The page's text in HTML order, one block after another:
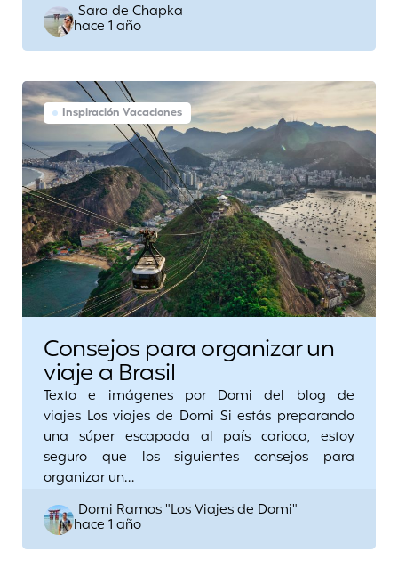
Posted
by
Sara de Chapka
hace 1 año
Inspiración Vacaciones
Consejos para organizar un
viaje a Brasil
Texto e imágenes por Domi del blog de
viajes Los viajes de Domi Si estás preparando
una súper escapada al país carioca, estoy
seguro que los siguientes consejos para
organizar un…
Posted
by
Domi Ramos "Los Viajes de Domi"
hace 1 año